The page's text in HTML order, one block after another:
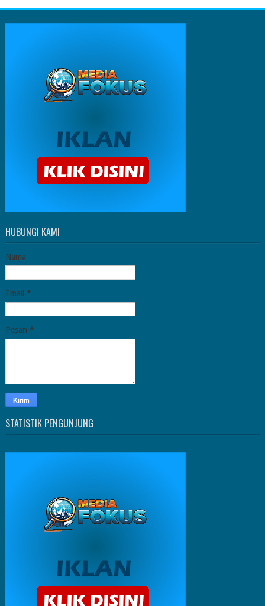
HUBUNGI KAMI
Nama
Email *
Pesan *
STATISTIK PENGUNJUNG